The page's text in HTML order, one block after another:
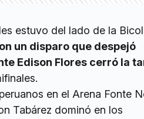
estuvo del lado de la
un disparo que despejó
Edison Flores cerró la
en el Arena Fonte
Tabárez dominó en los